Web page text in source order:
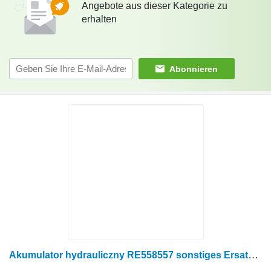
Angebote aus dieser Kategorie zu
erhalten
Abonnieren
Akumulator hydrauliczny RE558557 sonstiges Ersatzteil Hydraulik für John Deere 9470RX Raupentraktor